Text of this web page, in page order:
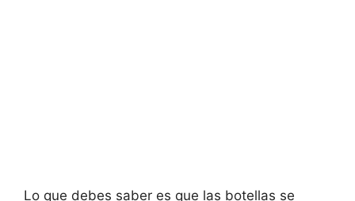
Lo que debes saber es que las botellas se